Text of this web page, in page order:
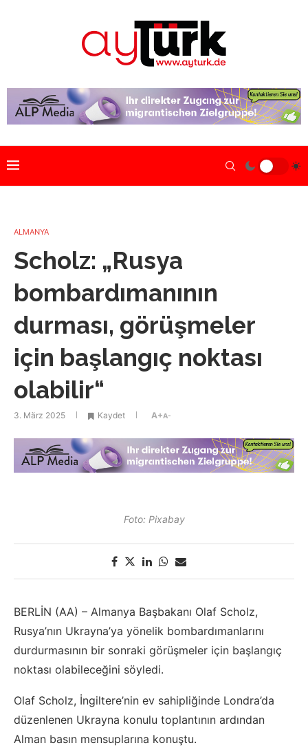
ALMANYA
Scholz: „Rusya
bombardımanının
durması, görüşmeler
için başlangıç noktası
olabilir“
3. März 2025 Kaydet A+A-
Foto: Pixabay
BERLİN (AA) – Almanya Başbakanı Olaf Scholz,
Rusya’nın Ukrayna’ya yönelik bombardımanlarını
durdurmasının bir sonraki görüşmeler için başlangıç
noktası olabileceğini söyledi.
Olaf Scholz, İngiltere’nin ev sahipliğinde Londra’da
düzenlenen Ukrayna konulu toplantının ardından
Alman basın mensuplarına konuştu.